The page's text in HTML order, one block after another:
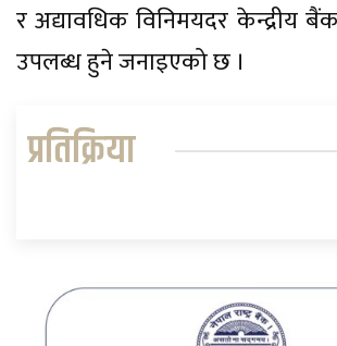
र अद्यावधिक विनिमयदर केन्द्रीय
उपलब्ध हुने जनाइएको छ ।
प्रतिक्रिया